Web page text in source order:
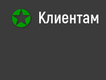
Клиентам